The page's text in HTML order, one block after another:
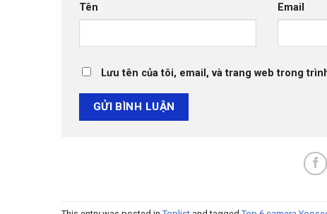
Tên Email
Lưu tên của tôi, email, và trang web trong